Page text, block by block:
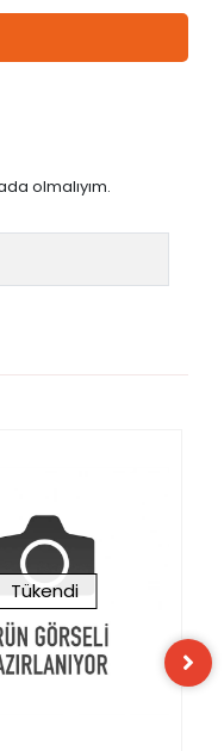
olmalıyım.
Tükendi